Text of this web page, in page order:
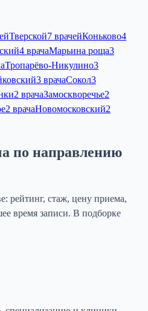
Тверской7 врачейКоньково4
4 врачаМарьина роща3
Тропарёво-Никулино3
3 врачаСокол3
2 врачаЗамоскворечье2
2 врачаНовомосковский2
по направлению
рейтинг, стаж, цену приема,
время записи. В подборке